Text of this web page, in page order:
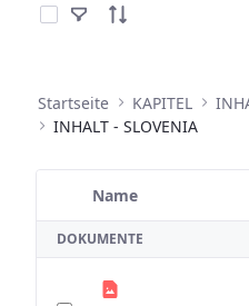
Elemente auswählen
Startseite KAPITEL
INHALT - SLOVENIA
Ausgewähltes Element
Name
DOKUMENTE